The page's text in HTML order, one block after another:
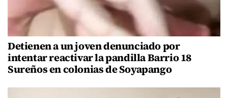
Detienen a un joven denunciado por
intentar reactivar la pandilla Barrio 18
Sureños en colonias de Soyapango